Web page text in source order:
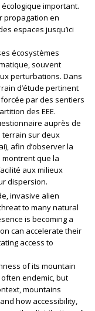
important.
propagation en
espaces jusqu’ici
écosystèmes
souvent
perturbations. Dans
d’étude pertinent
par des sentiers
des EEE.
auprès de
sur deux
afin d’observer la
montrent que la
aux milieux
dispersion.
invasive alien
to many natural
is becoming a
can accelerate their
access to
of its mountain
endemic, but
mountains
how accessibility,